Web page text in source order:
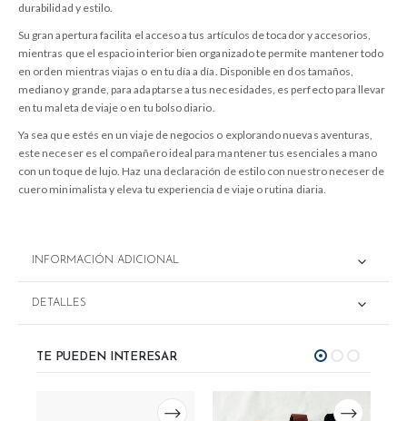
durabilidad y estilo.
Su gran apertura facilita el acceso a tus artículos de tocador y accesorios,
mientras que el espacio interior bien organizado te permite mantener todo
en orden mientras viajas o en tu día a día. Disponible en dos tamaños,
mediano y grande, para adaptarse a tus necesidades, es perfecto para llevar
en tu maleta de viaje o en tu bolso diario.
Ya sea que estés en un viaje de negocios o explorando nuevas aventuras,
este neceser es el compañero ideal para mantener tus esenciales a mano
con un toque de lujo. Haz una declaración de estilo con nuestro neceser de
cuero minimalista y eleva tu experiencia de viaje o rutina diaria.
INFORMACIÓN ADICIONAL
DETALLES
TE PUEDEN INTERESAR